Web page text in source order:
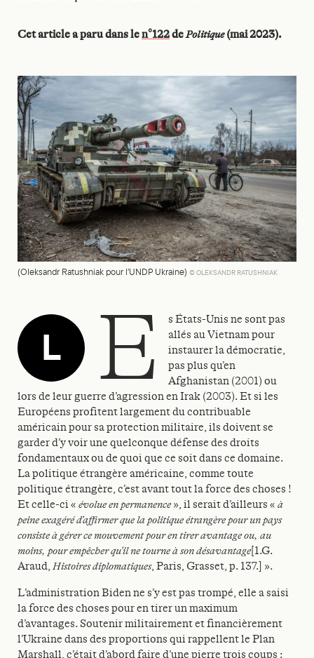
Cet article a paru dans len°122dePolitique(mai 2023).
(Oleksandr Ratushniak pour l’UNDP Ukraine) © OLEKSANDR RATUSHNIAK
L e
s États-Unis ne sont pas
allés au Vietnam pour
instaurer la démocratie,
pas plus qu’en
Afghanistan (2001) ou
lors de leur guerre d’agression en Irak (2003). Et si les
Européens profitent largement du contribuable
américain pour sa protection militaire, ils doivent se
garder d’y voir une quelconque défense des droits
fondamentaux ou de quoi que ce soit dans ce domaine.
La politique étrangère américaine, comme toute
politique étrangère, c’est avant tout la force des choses !
Et celle-ci « évolue en permanence », il serait d’ailleurs « à
peine exagéré d’affirmer que la politique étrangère pour un pays
consiste à gérer ce mouvement pour en tirer avantage ou, au
moins, pour empêcher qu’il ne tourne à son désavantage [1.G.
Araud,Histoires diplomatiques, Paris, Grasset, p. 137.] ».
L’administration Biden ne s’y est pas trompé, elle a saisi
la force des choses pour en tirer un maximum
d’avantages. Soutenir militairement et financièrement
l’Ukraine dans des proportions qui rappellent le Plan
Marshall, c’était d’abord faire d’une pierre trois coups :